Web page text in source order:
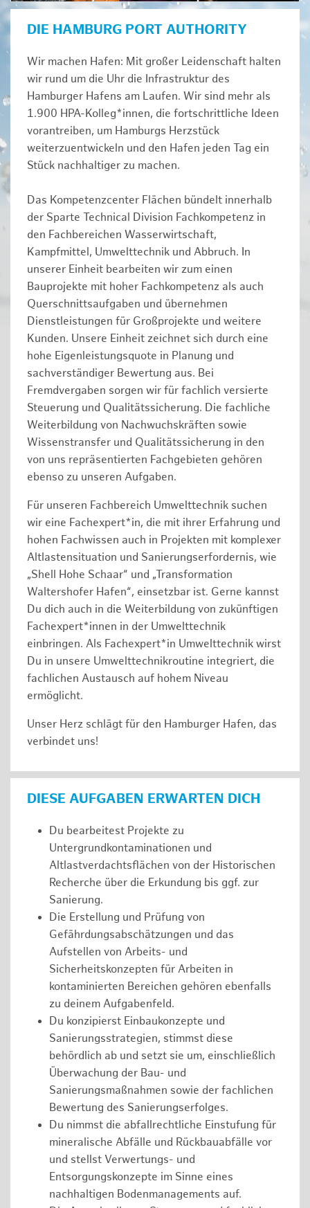
DIE HAMBURG PORT AUTHORITY
Wir machen Hafen: Mit großer Leidenschaft halten
wir rund um die Uhr die Infrastruktur des
Hamburger Hafens am Laufen. Wir sind mehr als
1.900 HPA-Kolleg*innen, die fortschrittliche Ideen
vorantreiben, um Hamburgs Herzstück
weiterzuentwickeln und den Hafen jeden Tag ein
Stück nachhaltiger zu machen.
Das Kompetenzcenter Flächen bündelt innerhalb
der Sparte Technical Division Fachkompetenz in
den Fachbereichen Wasserwirtschaft,
Kampfmittel, Umwelttechnik und Abbruch. In
unserer Einheit bearbeiten wir zum einen
Bauprojekte mit hoher Fachkompetenz als auch
Querschnittsaufgaben und übernehmen
Dienstleistungen für Großprojekte und weitere
Kunden. Unsere Einheit zeichnet sich durch eine
hohe Eigenleistungsquote in Planung und
sachverständiger Bewertung aus. Bei
Fremdvergaben sorgen wir für fachlich versierte
Steuerung und Qualitätssicherung. Die fachliche
Weiterbildung von Nachwuchskräften sowie
Wissenstransfer und Qualitätssicherung in den
von uns repräsentierten Fachgebieten gehören
ebenso zu unseren Aufgaben.
Für unseren Fachbereich Umwelttechnik suchen
wir eine Fachexpert*in, die mit ihrer Erfahrung und
hohen Fachwissen auch in Projekten mit komplexer
Altlastensituation und Sanierungserfordernis, wie
„Shell Hohe Schaar“ und „Transformation
Waltershofer Hafen“, einsetzbar ist. Gerne kannst
Du dich auch in die Weiterbildung von zukünftigen
Fachexpert*innen in der Umwelttechnik
einbringen. Als Fachexpert*in Umwelttechnik wirst
Du in unsere Umwelttechnikroutine integriert, die
fachlichen Austausch auf hohem Niveau
ermöglicht.
Unser Herz schlägt für den Hamburger Hafen, das
verbindet uns!
DIESE AUFGABEN ERWARTEN DICH
Du bearbeitest Projekte zu
Untergrundkontaminationen und
Altlastverdachtsflächen von der Historischen
Recherche über die Erkundung bis ggf. zur
Sanierung.
Die Erstellung und Prüfung von
Gefährdungsabschätzungen und das
Aufstellen von Arbeits- und
Sicherheitskonzepten für Arbeiten in
kontaminierten Bereichen gehören ebenfalls
zu deinem Aufgabenfeld.
Du konzipierst Einbaukonzepte und
Sanierungsstrategien, stimmst diese
behördlich ab und setzt sie um, einschließlich
Überwachung der Bau- und
Sanierungsmaßnahmen sowie der fachlichen
Bewertung des Sanierungserfolges.
Du nimmst die abfallrechtliche Einstufung für
mineralische Abfälle und Rückbauabfälle vor
und stellst Verwertungs- und
Entsorgungskonzepte im Sinne eines
nachhaltigen Bodenmanagements auf.